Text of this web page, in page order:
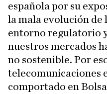
española por su
la mala evolución de
entorno regulatorio
nuestros mercados
no sostenible. Por
telecomunicaciones
comportado en